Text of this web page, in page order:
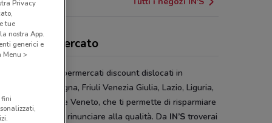
In's Mercato
è la catena di supermercati discount dislocati in
Emilia Romagna, Friuli Venezia Giulia, Lazio, Liguria,
Piemonte e Veneto, che ti permette di risparmiare
spesa senza rinunciare alla qualità. Da IN’S troverai
Privacy
tue
nostra App.
generici e
Menu >
fini